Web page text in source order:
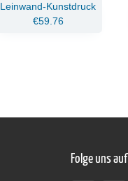
Leinwand-Kunstdruck
€59.76
Folge uns auf